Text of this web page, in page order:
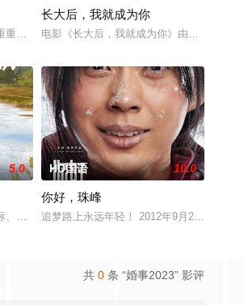
，只有最单纯的坚定，然而，在这
阻力，克服种种困难，组建乐队追求自己的音乐
长大后，我就成为你
电影《长大后，我就成为你》由中共四川
接连坠入死亡深渊；2025
5.0
梁兴、林雪宜在网上相约轻生，他们来到一座偏
HD国语 10.0
你好，珠峰
追梦路上永远年轻！ 2012年9月28号，来
共 0 条 “婚事2023” 影评